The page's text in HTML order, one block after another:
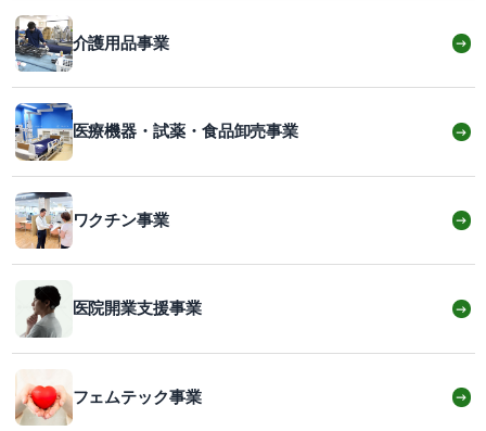
介護用品事業 →
医療機器・試薬・食品卸売事業 →
ワクチン事業 →
医院開業支援事業 →
フェムテック事業 →